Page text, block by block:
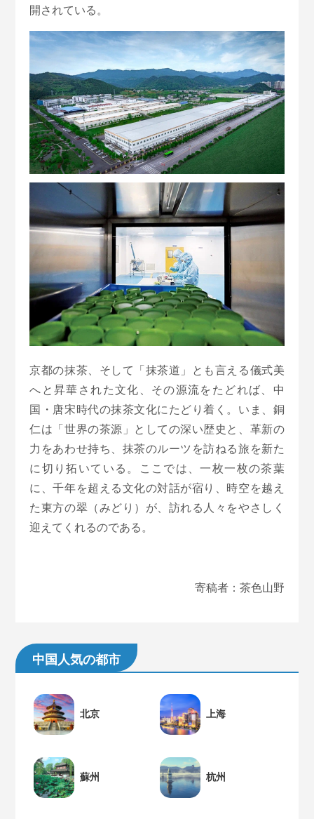
開されている。
京都の抹茶、そして「抹茶道」とも言える儀式美
へと昇華された文化、その源流をたどれば、中
国・唐宋時代の抹茶文化にた どり着く。いま、銅
仁は「世界の茶源」としての深い歴史と、革新の
力をあわせ持ち、抹茶のルーツを訪ねる旅を新た
に切り拓いている。ここでは、一枚一枚の茶葉
に、千年を超える文化の対話が宿り、時空を越え
た東方の翠（みどり）が、訪れる人々をやさしく
迎えてくれるのである。
寄稿者：茶色山野
中国人気の都市
北京 上海
蘇州 杭州